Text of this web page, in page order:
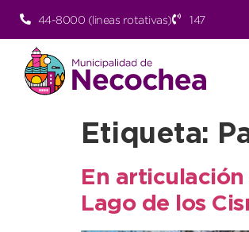
44-8000 (lineas rotativas) 147
Etiqueta:
En
Lago de los